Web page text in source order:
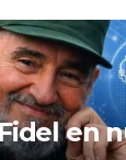
en